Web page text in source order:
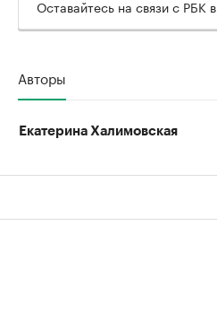
Оставайтесь на связи с РБК в
Авторы
Екатерина Халимовская